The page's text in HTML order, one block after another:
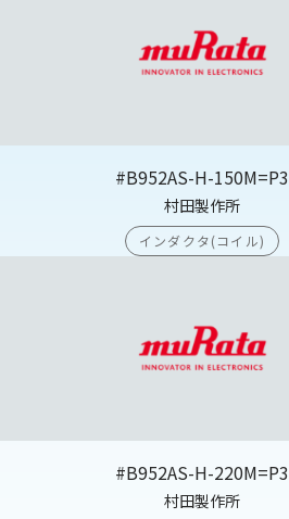
#B952AS-H-150M=P3
村田製作所
インダクタ(コイル)
#B952AS-H-220M=P3
村田製作所